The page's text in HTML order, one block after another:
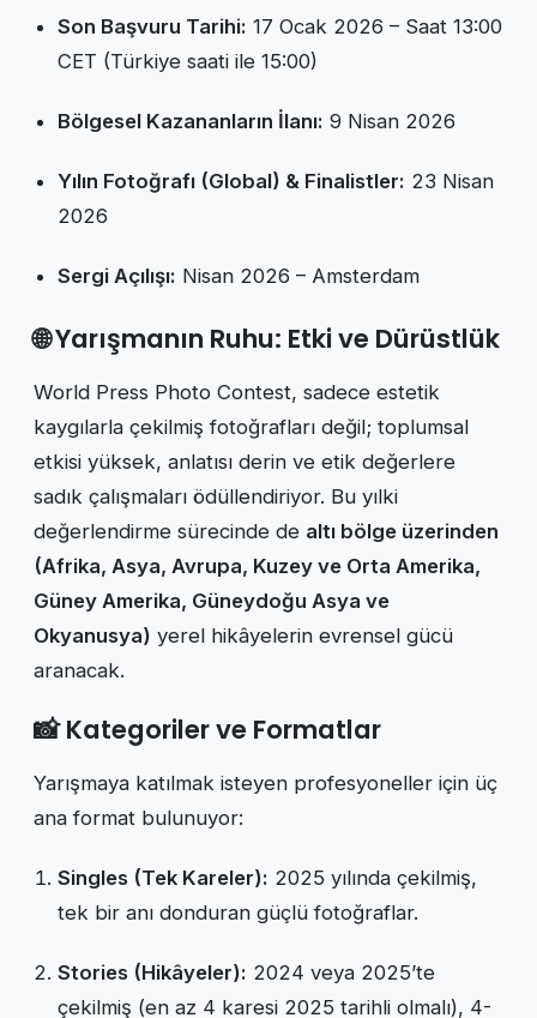
Son Başvuru Tarihi: 17 Ocak 2026 – Saat 13:00
CET (Türkiye saati ile 15:00)
Bölgesel Kazananların İlanı: 9 Nisan 2026
Yılın Fotoğrafı (Global) & Finalistler: 23 Nisan
2026
Sergi Açılışı: Nisan 2026 – Amsterdam
🌐 Yarışmanın Ruhu: Etki ve Dürüstlük
World Press Photo Contest, sadece estetik
kaygılarla çekilmiş fotoğrafları değil; toplumsal
etkisi yüksek, anlatısı derin ve etik değerlere
sadık çalışmaları ödüllendiriyor. Bu yılki
değerlendirme sürecinde de altı bölge üzerinden
(Afrika, Asya, Avrupa, Kuzey ve Orta Amerika,
Güney Amerika, Güneydoğu Asya ve
Okyanusya) yerel hikâyelerin evrensel gücü
aranacak.
📸 Kategoriler ve Formatlar
Yarışmaya katılmak isteyen profesyoneller için üç
ana format bulunuyor:
Singles (Tek Kareler): 2025 yılında çekilmiş,
tek bir anı donduran güçlü fotoğraflar.
Stories (Hikâyeler): 2024 veya 2025’te
çekilmiş (en az 4 karesi 2025 tarihli olmalı), 4-